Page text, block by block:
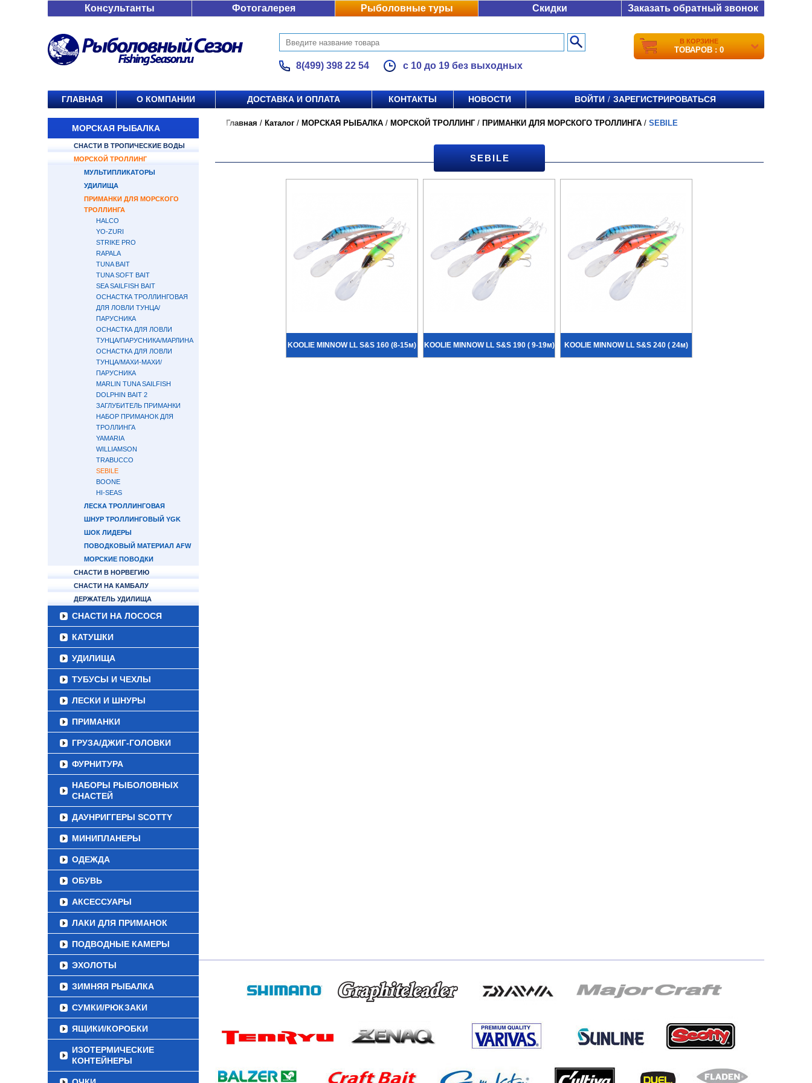
Консультанты Фотогалерея Рыболовные туры Скидки Заказать обратный звонок
8(499) 398 22 54 с 10 до 19 без выходных
В КОРЗИНЕ
ТОВАРОВ : 0
ГЛАВНАЯ О КОМПАНИИ ДОСТАВКА И ОПЛАТА КОНТАКТЫ НОВОСТИ ВОЙТИ / ЗАРЕГИСТРИРОВАТЬСЯ
МОРСКАЯ РЫБАЛКА
СНАСТИ В ТРОПИЧЕСКИЕ ВОДЫ
МОРСКОЙ ТРОЛЛИНГ
МУЛЬТИПЛИКАТОРЫ
УДИЛИЩА
ПРИМАНКИ ДЛЯ МОРСКОГО
ТРОЛЛИНГА
HALCO
YO-ZURI
STRIKE PRO
RAPALA
TUNA BAIT
TUNA SOFT BAIT
SEA SAILFISH BAIT
ОСНАСТКА ТРОЛЛИНГОВАЯ
ДЛЯ ЛОВЛИ ТУНЦА/
ПАРУСНИКА
ОСНАСТКА ДЛЯ ЛОВЛИ
ТУНЦА/ПАРУСНИКА/МАРЛИНА
ОСНАСТКА ДЛЯ ЛОВЛИ
ТУНЦА/МАХИ-МАХИ/
ПАРУСНИКА
MARLIN TUNA SAILFISH
DOLPHIN BAIT 2
ЗАГЛУБИТЕЛЬ ПРИМАНКИ
НАБОР ПРИМАНОК ДЛЯ
ТРОЛЛИНГА
YAMARIA
WILLIAMSON
TRABUCCO
SEBILE
BOONE
HI-SEAS
ЛЕСКА ТРОЛЛИНГОВАЯ
ШНУР ТРОЛЛИНГОВЫЙ YGK
ШОК ЛИДЕРЫ
ПОВОДКОВЫЙ МАТЕРИАЛ AFW
МОРСКИЕ ПОВОДКИ
СНАСТИ В НОРВЕГИЮ
СНАСТИ НА КАМБАЛУ
ДЕРЖАТЕЛЬ УДИЛИЩА
СНАСТИ НА ЛОСОСЯ
КАТУШКИ
УДИЛИЩА
ТУБУСЫ И ЧЕХЛЫ
ЛЕСКИ И ШНУРЫ
ПРИМАНКИ
ГРУЗА/ДЖИГ-ГОЛОВКИ
ФУРНИТУРА
НАБОРЫ РЫБОЛОВНЫХ
СНАСТЕЙ
ДАУНРИГГЕРЫ SCOTTY
МИНИПЛАНЕРЫ
ОДЕЖДА
ОБУВЬ
АКСЕССУАРЫ
ЛАКИ ДЛЯ ПРИМАНОК
ПОДВОДНЫЕ КАМЕРЫ
ЭХОЛОТЫ
ЗИМНЯЯ РЫБАЛКА
СУМКИ/РЮКЗАКИ
ЯЩИКИ/КОРОБКИ
ИЗОТЕРМИЧЕСКИЕ
КОНТЕЙНЕРЫ
Главная / Каталог / МОРСКАЯ РЫБАЛКА / МОРСКОЙ ТРОЛЛИНГ/ ПРИМАНКИ ДЛЯ МОРСКОГО ТРОЛЛИНГА / SEBILE
SEBILE
KOOLIE MINNOW LL S&S 160 (8-15м) KOOLIE MINNOW LL S&S 190 ( 9-19м) KOOLIE MINNOW LL S&S 240 ( 24м)